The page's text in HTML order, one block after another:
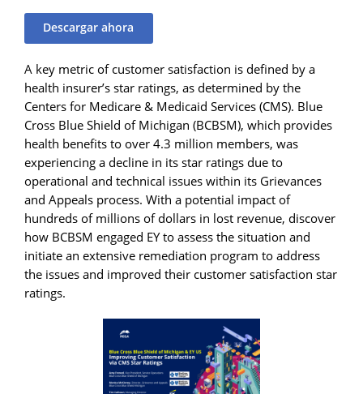
Descargar ahora
A key metric of customer satisfaction is defined by a
health insurer’s star ratings, as determined by the
Centers for Medicare & Medicaid Services (CMS). Blue
Cross Blue Shield of Michigan (BCBSM), which provides
health benefits to over 4.3 million members, was
experiencing a decline in its star ratings due to
operational and technical issues within its Grievances
and Appeals process. With a potential impact of
hundreds of millions of dollars in lost revenue, discover
how BCBSM engaged EY to assess the situation and
initiate an extensive remediation program to address
the issues and improved their customer satisfaction star
ratings.